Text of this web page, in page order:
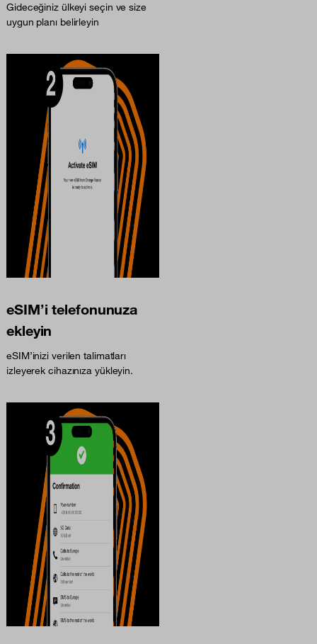
Gideceğiniz ülkeyi seçin ve size
uygun planı belirleyin
eSIM’i telefonunuza
ekleyin
eSIM’inizi verilen talimatları
izleyerek cihazınıza yükleyin.